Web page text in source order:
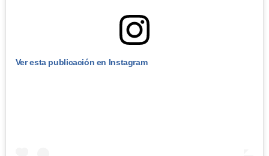
Ver esta publicación en Instagram